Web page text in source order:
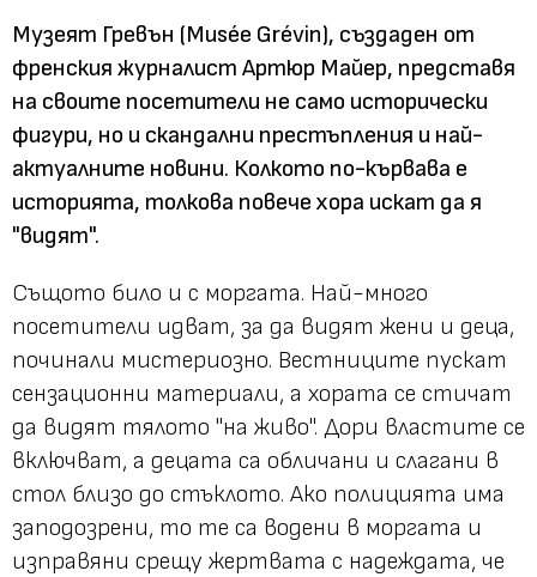
Музеят Гревън (Musée Grévin), създаден от
френския журналист Артюр Майер, представя
на своите посетители не само исторически
фигури, но и скандални престъпления и най-
актуалните новини. Колкото по-кървава е
историята, толкова повече хора искат да я
"видят".
Същото било и с моргата. Най-много
посетители идват, за да видят жени и деца,
починали мистериозно. Вестниците пускат
сензационни материали, а хората се стичат
да видят тялото "на живо". Дори властите се
включват, а децата са обличани и слагани в
стол близо до стъклото. Ако полицията има
заподозрени, то те са водени в моргата и
изправяни срещу жертвата с надеждата, че